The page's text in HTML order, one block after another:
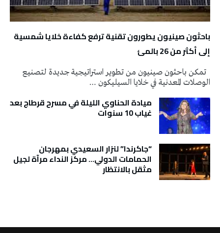
باحثون صينيون يطورون تقنية ترفع كفاءة خلايا شمسية
إلى أكثر من 26 بالمئ
تمكن باحثون صينيون من تطوير استراتيجية جديدة لتصنيع
الوصلات المعدنية في خلايا السيليكون …
ميادة الحناوي الليلة في مسرح قرطاج بعد
غياب 10 سنوات
“جاكرندا” لنزار السعيدي بمهرجان
الحمامات الدولي… مركز النداء مرآة لجيل
مثقل بالانتظار